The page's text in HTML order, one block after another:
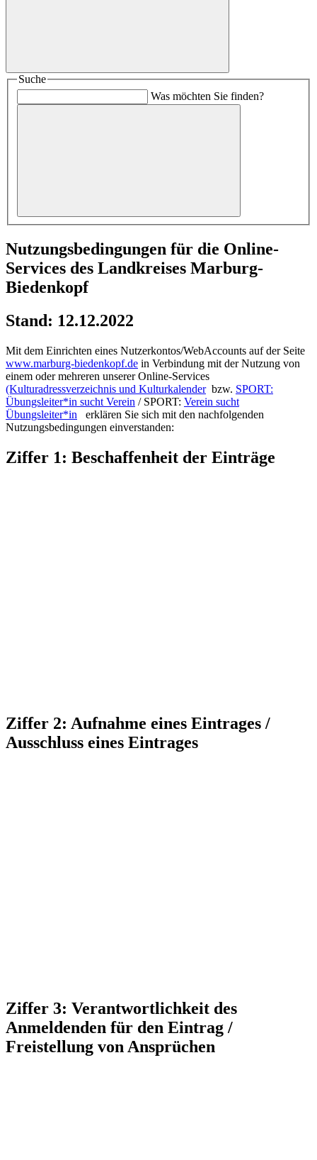
Suche
Was möchten Sie finden?
Nutzungsbedingungen für die Online-
Services des Landkreises Marburg-
Biedenkopf
Stand: 12.12.2022
Mit dem Einrichten eines Nutzerkontos/WebAccounts auf der Seite
www.marburg-biedenkopf.de in Verbindung mit der Nutzung von
einem oder mehreren unserer Online-Services
(Kulturadressverzeichnis und Kulturkalenderbzw. SPORT:
Übungsleiter*in sucht Verein / SPORT: Verein sucht
Übungsleiter*in erklären Sie sich mit den nachfolgenden
Nutzungsbedingungen einverstanden:
Ziffer 1: Beschaffenheit der Einträge
Ziffer 2: Aufnahme eines Eintrages /
Ausschluss eines Eintrages
Ziffer 3: Verantwortlichkeit des
Anmeldenden für den Eintrag /
Freistellung von Ansprüchen